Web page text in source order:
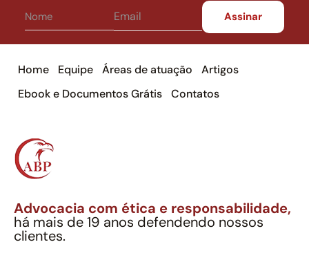
Home Equipe Áreas de atuação
Artigos
Ebook e Documentos Grátis
Contatos
Advocacia com ética e responsabilidade,
há mais de 19 anos defendendo nossos
clientes.